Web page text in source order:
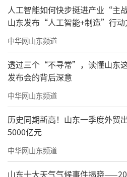
国地质调查工作会议部
工作会议要求，总结“十
工作，深入谋划“十五
排部署2026年重点任务。
会议传达了周乃翔
东省地矿局工作的批示
驻省自然资源厅纪检监
导。山东省地矿局党组
会议并讲话，局党组副
持会议，局领导班子成员
人工智能如何快步挺进产业“主
山东发布“人工智能+制造”行动
中华网山东频道
透过三个“不寻常”，读懂山东
发布会的背后深意
中华网山东频道
历史同期新高！山东一季度外贸
5000亿元
中华网山东频道
山东十大天气气候事件揭晓